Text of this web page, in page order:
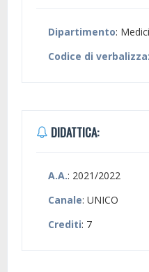
Dipartimento:
Codice di
DIDATTICA:
A.A.: 2021/2022
Canale: UNICO
Crediti: 7